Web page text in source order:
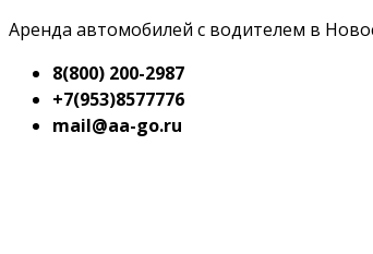
Аренда автомобилей с водителем в
8(800) 200-2987
+7(953)8577776
mail@aa-go.ru